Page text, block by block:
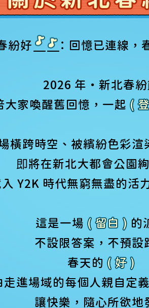
紛好 ：回憶已連線，
2026 年 ・ 新北春紛
大家喚醒舊回憶，一起 (
橫跨時空、被繽紛色彩渲
即將在新北大都會公園
Y2K 時代無窮無盡的活
這是一場( 留白 ) 的
不設限答案，不預設
春天的( 好 )
走進場域的每個人親自定
讓快樂，隨心所欲地